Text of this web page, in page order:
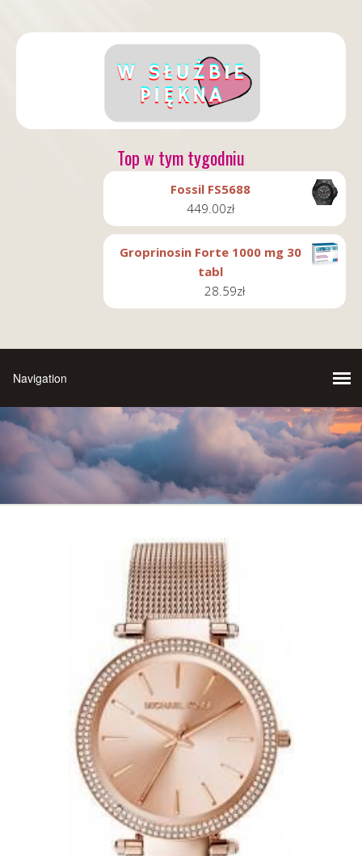
Top w tym tygodniu
Fossil FS5688
449.00zł
Groprinosin Forte 1000 mg 30
tabl
28.59zł